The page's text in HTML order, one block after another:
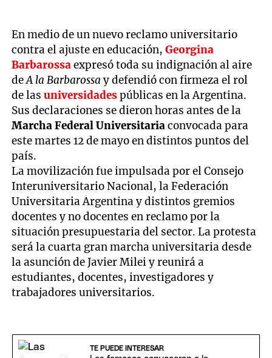
En medio de un nuevo reclamo universitario
contra el ajuste en educación,Georgina
Barbarossaexpresó toda su indignación al aire
deA la Barbarossa y defendió con firmeza el rol
de lasuniversidadespúblicas en la Argentina.
Sus declaraciones se dieron horas antes de la
Marcha Federal Universitariaconvocada para
este martes 12 de mayo en distintos puntos del
país.
La movilización fue impulsada por el Consejo
Interuniversitario Nacional, la Federación
Universitaria Argentina y distintos gremios
docentes y no docentes en reclamo por la
situación presupuestaria del sector. La protesta
será la cuarta gran marcha universitaria desde
la asunción de Javier Milei y reunirá a
estudiantes, docentes, investigadores y
trabajadores universitarios.
TE PUEDE INTERESAR